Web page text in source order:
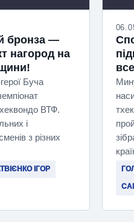
бронза —
нагород на
Буча
ВТФ.
і
з різних
ІГОР